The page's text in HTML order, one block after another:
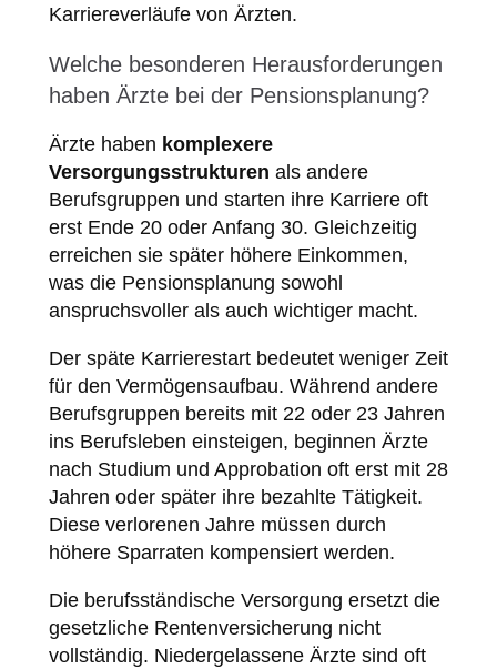
Karriereverläufe von Ärzten.
Welche besonderen Herausforderungen
haben Ärzte bei der Pensionsplanung?
Ärzte haben komplexere
Versorgungsstrukturen als andere
Berufsgruppen und starten ihre Karriere oft
erst Ende 20 oder Anfang 30. Gleichzeitig
erreichen sie später höhere Einkommen,
was die Pensionsplanung sowohl
anspruchsvoller als auch wichtiger macht.
Der späte Karrierestart bedeutet weniger Zeit
für den Vermögensaufbau. Während andere
Berufsgruppen bereits mit 22 oder 23 Jahren
ins Berufsleben einsteigen, beginnen Ärzte
nach Studium und Approbation oft erst mit 28
Jahren oder später ihre bezahlte Tätigkeit.
Diese verlorenen Jahre müssen durch
höhere Sparraten kompensiert werden.
Die berufsständische Versorgung ersetzt die
gesetzliche Rentenversicherung nicht
vollständig. Niedergelassene Ärzte sind oft